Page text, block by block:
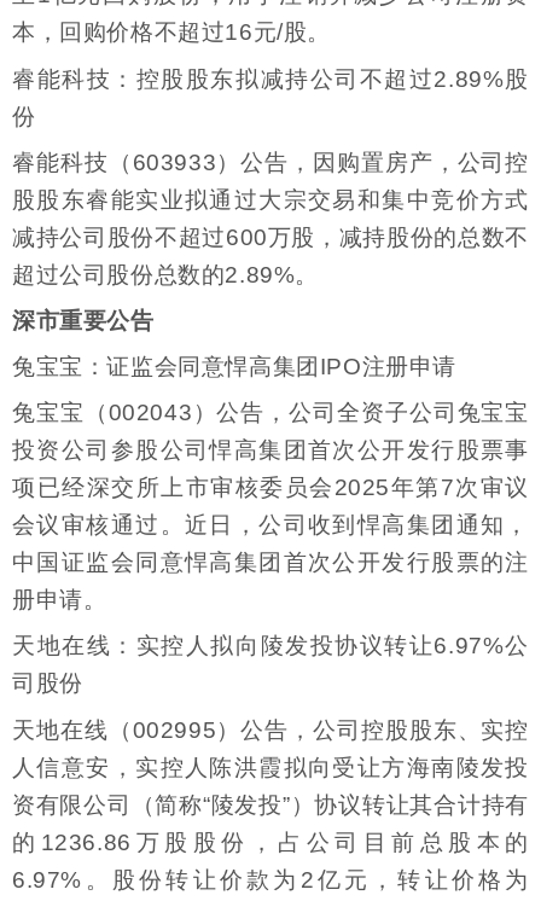
本，回购价格不超过16元/股。
睿能科技：控股股东拟减持公司不超过2.89%股
份
睿能科技（603933）公告，因购置房产，公司控
股股东睿能实业拟通过大宗交易和集中竞价方式
减持公司股份不超过600万股，减持股份的总数不
超过公司股份总数的2.89%。
深市重要公告
兔宝宝：证监会同意悍高集团IPO注册申请
兔宝宝（002043）公告，公司全资子公司兔宝宝
投资公司参股公司悍高集团首次公开发行股票事
项已经深交所上市审核委员会2025年第7次审议
会议审核通过。近日，公司收到悍高集团通知，
中国证监会同意悍高集团首次公开发行股票的注
册申请。
天地在线：实控人拟向陵发投协议转让6.97%公
司股份
天地在线（002995）公告，公司控股股东、实控
人信意安，实控人陈洪霞拟向受让方海南陵发投
资有限公司（简称“陵发投”）协议转让其合计持有
的1236.86万股股份，占公司目前总股本的
6.97%。股份转让价款为2亿元，转让价格为